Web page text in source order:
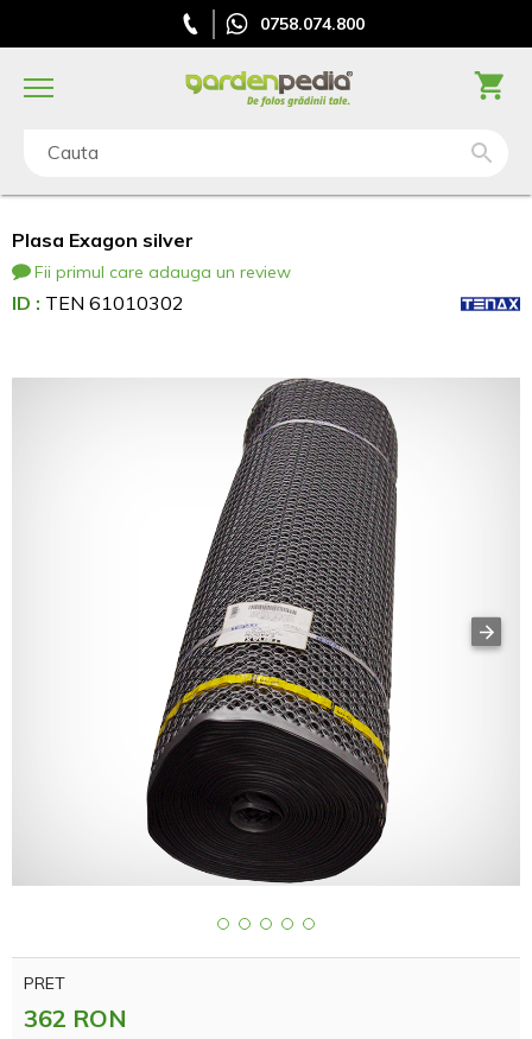
0758.074.800
Cauta
Plasa Exagon silver
Fii primul care adauga un review
ID : TEN 61010302
PRET
362 RON